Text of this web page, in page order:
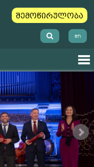
შემოწირულობა
en